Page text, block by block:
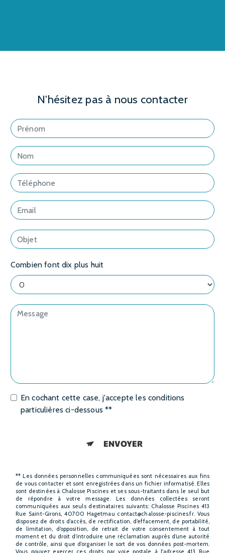
N'hésitez pas à nous contacter
Combien font dix plus huit
En cochant cette case, j'accepte les conditions
particulières ci-dessous **
ENVOYER
** Les données personnelles communiquées sont nécessaires aux fins
de vous contacter et sont enregistrées dans un fichier informatisé. Elles
sont destinées à Chalosse Piscines et ses sous-traitants dans le seul but
de répondre à votre message. Les données collectées seront
communiquées aux seuls destinataires suivants: Chalosse Piscines 413
Rue Saint-Girons, 40700 Hagetmau contact@chalosse-piscines.fr. Vous
disposez de droits d’accès, de rectification, d’effacement, de portabilité,
de limitation, d’opposition, de retrait de votre consentement à tout
moment et du droit d’introduire une réclamation auprès d’une autorité
de contrôle, ainsi que d’organiser le sort de vos données post-mortem.